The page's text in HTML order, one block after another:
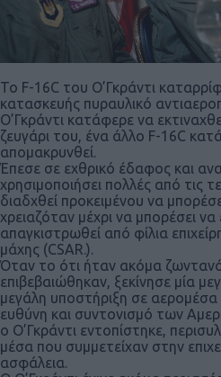
Το F-16C του Ο’Γκράντι
κατασκευής πυραυλικό
Ο’Γκράντι κατάφερε να
ζευγάρι του, ένα άλλο F-16C
απομακρυνθεί.
Έπεσε σε εχθρικό έδαφος και
χρησιμοποιήσει πολλές από τις
διαδχθεί προκειμένου να
χρειαζόταν μέχρι να μπορέσει να
απαγκιστρωθεί από φίλια
μάχης (CSAR.).
Όταν το ότι ήταν ακόμα
επιβεβαιώθηκαν, ξεκίνησε μία
μεγάλη υποστήριξη σε
ευθύνη και συντονισμό των
ο Ο’Γκράντι εντοπίστηκε,
μέσα που συμμετείχαν στην
ασφάλεια.